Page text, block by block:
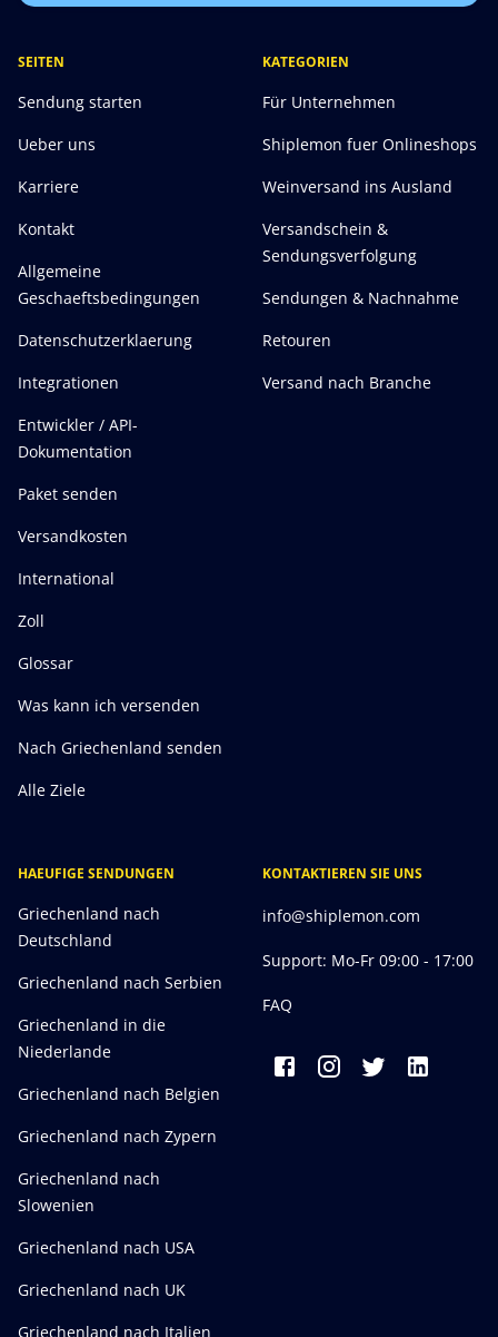
SEITEN
Sendung starten
Ueber uns
Karriere
Kontakt
Allgemeine
Geschaeftsbedingungen
Datenschutzerklaerung
Integrationen
Entwickler / API-
Dokumentation
Paket senden
Versandkosten
International
Zoll
Glossar
Was kann ich versenden
Nach Griechenland senden
Alle Ziele
KATEGORIEN
Für Unternehmen
Shiplemon fuer Onlineshops
Weinversand ins Ausland
Versandschein &
Sendungsverfolgung
Sendungen & Nachnahme
Retouren
Versand nach Branche
HAEUFIGE SENDUNGEN
Griechenland nach
Deutschland
Griechenland nach Serbien
Griechenland in die
Niederlande
Griechenland nach Belgien
Griechenland nach Zypern
Griechenland nach
Slowenien
Griechenland nach USA
Griechenland nach UK
Griechenland nach Italien
KONTAKTIEREN SIE UNS
info@shiplemon.com
Support: Mo-Fr 09:00 - 17:00
FAQ